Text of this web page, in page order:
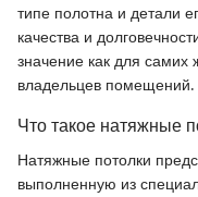
типе полотна и детали
качества и
значение как для самих
владельцев помещений.
Что такое натяжные
Натяжные потолки
выполненную из